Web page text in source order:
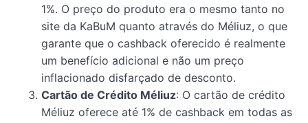
1%. O preço do produto era o mesmo tanto no
site da KaBuM quanto através do Méliuz, o que
garante que o cashback oferecido é realmente
um benefício adicional e não um preço
inflacionado disfarçado de desconto.
Cartão de Crédito Méliuz: O cartão de crédito
Méliuz oferece até 1% de cashback em todas as